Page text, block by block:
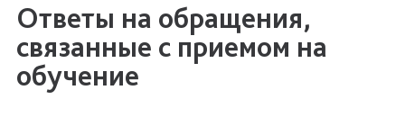
Ответы на обращения,
связанные с приемом на
обучение